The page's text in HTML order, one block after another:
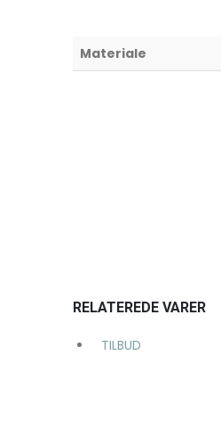
Materiale
RELATEREDE VARER
TILBUD